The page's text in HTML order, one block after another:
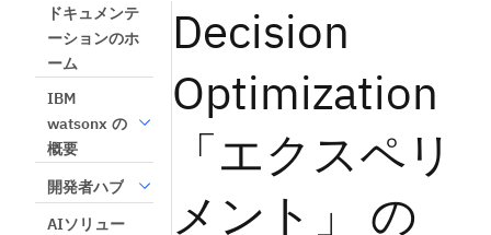
ドキュメンテ
ーションのホ
ーム
IBM
watsonx の
概要
開発者ハブ
AIソリュー
Decision
Optimization
「エクスペリ
メント」 の